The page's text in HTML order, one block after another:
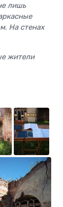
лишь
На стенах
жители